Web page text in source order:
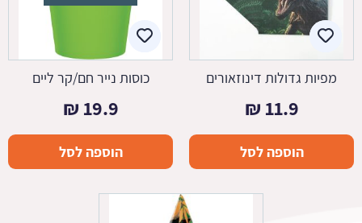
מפיות גדולות דינוזאורים
11.9
₪
הוספה לסל
כוסות נייר חם/קר ליים
19.9
₪
הוספה לסל